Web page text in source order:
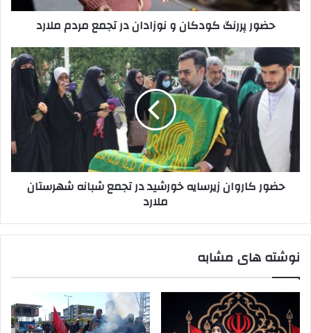
ملارد
حضور پررنگ کودکان و نوزادان در تجمع مردم ملارد
حضور
کاروان
زیرسایه
خورشید
در
تجمع
شبانه
شهرستان
ملارد
حضور کاروان زیرسایه خورشید در تجمع شبانه شهرستان
ملارد
نوشته های مشابه